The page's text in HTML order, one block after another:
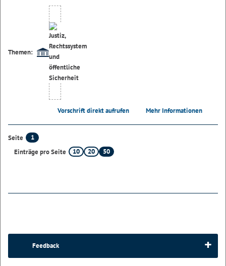
Themen:
Vorschrift direkt aufrufen Mehr Informationen
Seite
1
Einträge pro Seite
10 20 50
Feedback